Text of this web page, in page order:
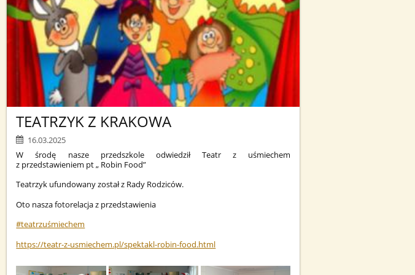
TEATRZYK Z KRAKOWA
16.03.2025
W środę nasze przedszkole odwiedził Teatr z uśmiechem
z przedstawieniem pt „ Robin Food”
Teatrzyk ufundowany został z Rady Rodziców.
Oto nasza fotorelacja z przedstawienia
#teatrzuśmiechem
https://teatr-z-usmiechem.pl/spektakl-robin-food.html